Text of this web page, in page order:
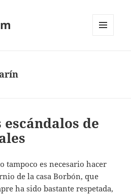
de
tampoco es necesario hacer
de la casa Borbón, que
ha sido bastante respetada,